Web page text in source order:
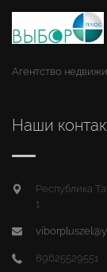
Агентство
Наши
Республика
1
89625529551